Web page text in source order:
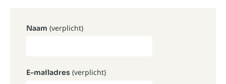
Naam (verplicht)
E-mailadres (verplicht)